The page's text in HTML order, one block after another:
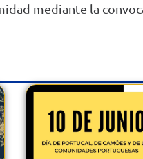
mediante la